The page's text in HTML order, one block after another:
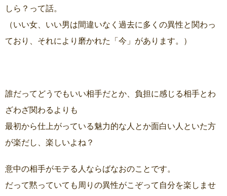
しら？って話。
（いい女、いい男は間違いなく過去に多くの異性と関わっ
ており、それにより磨かれた「今」があります。）
誰だってどうでもいい相手だとか、負担に感じる相手とわ
ざわざ関わるよりも
最初から仕上がっている魅力的な人とか面白い人といた方
が楽だし、楽しいよね？
意中の相手がモテる人ならばなおのことです。
だって黙っていても周りの異性がこぞって自分を楽しませ